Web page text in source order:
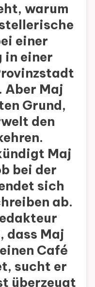
warum
einer
in einer
Aber Maj
Grund,
den
Maj
bei der
sich
ab.
dass Maj
Café
sucht er
überzeugt